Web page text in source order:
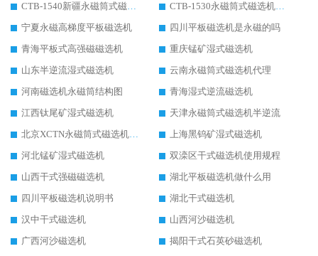
CTB-1540新疆永磁筒式磁选机
CTB-1530永磁筒式磁选机代理商
宁夏永磁高梯度平板磁选机
四川平板磁选机是永磁的吗
青海平板式高强磁磁选机
重庆锰矿湿式磁选机
山东半逆流湿式磁选机
云南永磁筒式磁选机代理
河南磁选机永磁筒结构图
青海湿式逆流磁选机
江西钛尾矿湿式磁选机
天津永磁筒式磁选机半逆流
北京XCTN永磁筒式磁选机磁块位置
上海黑钨矿湿式磁选机
河北锰矿湿式磁选机
双滦区干式磁选机使用规程
山西干式强磁磁选机
湖北平板磁选机做什么用
四川平板磁选机说明书
湖北干式磁选机
汉中干式磁选机
山西河沙磁选机
广西河沙磁选机
揭阳干式石英砂磁选机